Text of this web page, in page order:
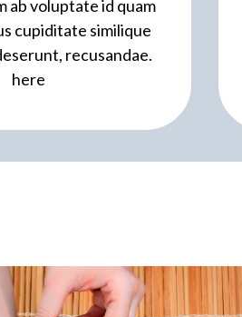
ab voluptate id quam
cupiditate similique
recusandae.
here